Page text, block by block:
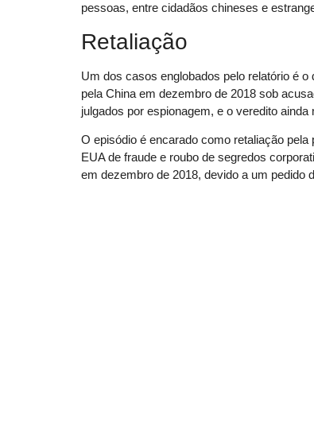
pessoas, entre cidadãos chineses e
Retaliação
Um dos casos englobados pelo relatório é
pela China em dezembro de 2018 sob
julgados por espionagem, e o veredito ainda
O episódio é encarado como retaliação
EUA de fraude e roubo de segredos
em dezembro de 2018, devido a um pedido